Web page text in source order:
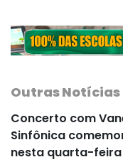
Outras Notícias
Concerto com
Sinfônica
nesta quarta-feira